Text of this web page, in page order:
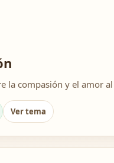
la compasión y el amor
Ver tema